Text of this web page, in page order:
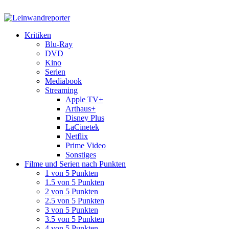
Kritiken
Blu-Ray
DVD
Kino
Serien
Mediabook
Streaming
Apple TV+
Arthaus+
Disney Plus
LaCinetek
Netflix
Prime Video
Sonstiges
Filme und Serien nach Punkten
1 von 5 Punkten
1.5 von 5 Punkten
2 von 5 Punkten
2.5 von 5 Punkten
3 von 5 Punkten
3.5 von 5 Punkten